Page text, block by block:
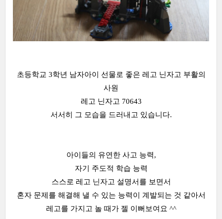
초등학교 3학년 남자아이 선물로 좋은 레고 닌자고 부활의
사원
레고 닌자고 70643
서서히 그 모습을 드러내고 있습니다.
아이들의 유연한 사고 능력,
자기 주도적 학습 능력
스스로 레고 닌자고 설명서를 보면서
혼자 문제를 해결해 낼 수 있는 능력이 계발되는 것 같아서
레고를 가지고 놀 때가 젤 이뻐보여요 ^^